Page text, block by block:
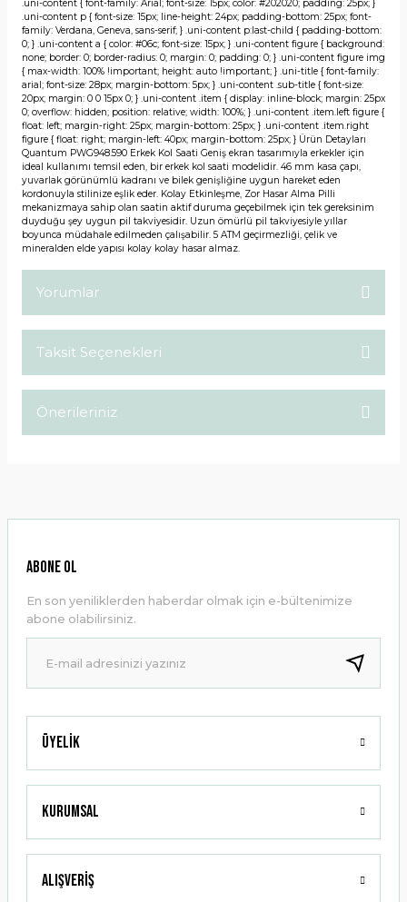
.uni-content { font-family: Arial; font-size: 15px; color: #202020; padding: 25px; }
.uni-content p { font-size: 15px; line-height: 24px; padding-bottom: 25px; font-
family: Verdana, Geneva, sans-serif; } .uni-content p:last-child { padding-bottom:
0; } .uni-content a { color: #06c; font-size: 15px; } .uni-content figure { background:
none; border: 0; border-radius: 0; margin: 0; padding: 0; } .uni-content figure img
{ max-width: 100% !important; height: auto !important; } .uni-title { font-family:
arial; font-size: 28px; margin-bottom: 5px; } .uni-content .sub-title { font-size:
20px; margin: 0 0 15px 0; } .uni-content .item { display: inline-block; margin: 25px
0; overflow: hidden; position: relative; width: 100%; } .uni-content .item.left figure {
float: left; margin-right: 25px; margin-bottom: 25px; } .uni-content .item.right
figure { float: right; margin-left: 40px; margin-bottom: 25px; } Ürün Detayları
Quantum PWG948.590 Erkek Kol Saati Geniş ekran tasarımıyla erkekler için
ideal kullanımı temsil eden, bir erkek kol saati modelidir. 46 mm kasa çapı,
yuvarlak görünümlü kadranı ve bilek genişliğine uygun hareket eden
kordonuyla stilinize eşlik eder. Kolay Etkinleşme, Zor Hasar Alma Pilli
mekanizmaya sahip olan saatin aktif duruma geçebilmek için tek gereksinim
duyduğu şey uygun pil takviyesidir. Uzun ömürlü pil takviyesiyle yıllar
boyunca müdahale edilmeden çalışabilir. 5 ATM geçirmezliği, çelik ve
mineralden elde yapısı kolay kolay hasar almaz.
Yorumlar
Taksit Seçenekleri
Önerileriniz
Ürün resmi kalitesiz, bozuk veya görüntülenemiyor.
Ürün bilgilerinde hatalar bulunuyor.
Ürün fiyatı diğer sitelerden daha pahalı.
Bu ürüne benzer farklı alternatifler olmalı.
Gönder
Üyelik
Kurumsal
Alışveriş
ABONE OL
En son yeniliklerden haberdar olmak için e-bültenimize
abone olabilirsiniz.